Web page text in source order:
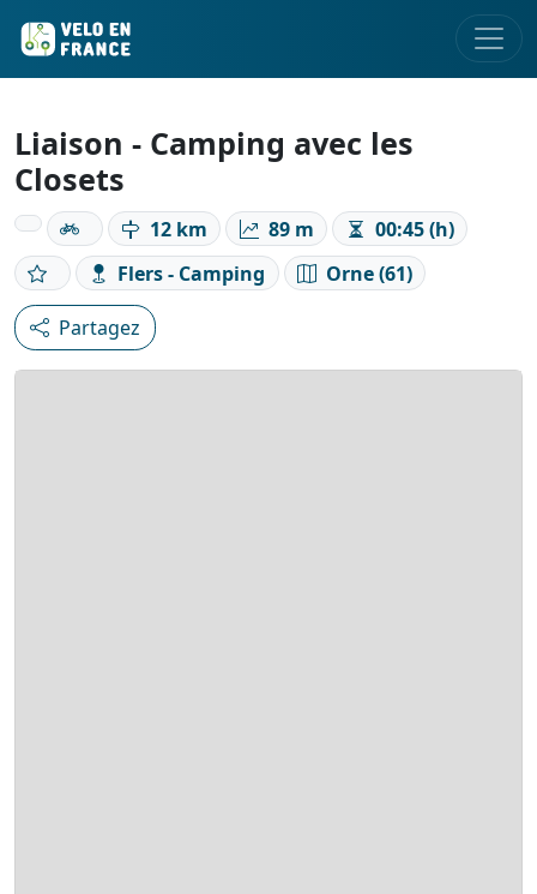
Liaison - Camping avec les
Closets
12 km 89 m
00:45 (h)
Flers - Camping
Orne (61)
Partagez